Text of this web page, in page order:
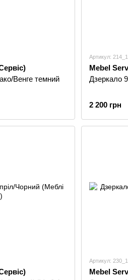
Венге темний
Артикул: 214_1
Mebel
Дзеркало
2 200 грн
Артикул: 230_1
Mebel